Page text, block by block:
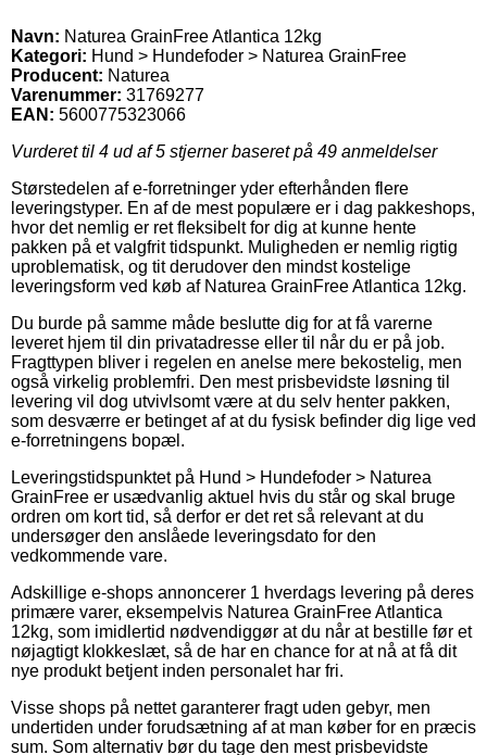
Navn: Naturea GrainFree Atlantica 12kg
Kategori: Hund > Hundefoder > Naturea GrainFree
Producent: Naturea
Varenummer: 31769277
EAN: 5600775323066
Vurderet til 4 ud af 5 stjerner baseret på 49 anmeldelser
Størstedelen af e-forretninger yder efterhånden flere
leveringstyper. En af de mest populære er i dag pakkeshops,
hvor det nemlig er ret fleksibelt for dig at kunne hente
pakken på et valgfrit tidspunkt. Muligheden er nemlig rigtig
uproblematisk, og tit derudover den mindst kostelige
leveringsform ved køb af Naturea GrainFree Atlantica 12kg.
Du burde på samme måde beslutte dig for at få varerne
leveret hjem til din privatadresse eller til når du er på job.
Fragttypen bliver i regelen en anelse mere bekostelig, men
også virkelig problemfri. Den mest prisbevidste løsning til
levering vil dog utvivlsomt være at du selv henter pakken,
som desværre er betinget af at du fysisk befinder dig lige ved
e-forretningens bopæl.
Leveringstidspunktet på Hund > Hundefoder > Naturea
GrainFree er usædvanlig aktuel hvis du står og skal bruge
ordren om kort tid, så derfor er det ret så relevant at du
undersøger den anslåede leveringsdato for den
vedkommende vare.
Adskillige e-shops annoncerer 1 hverdags levering på deres
primære varer, eksempelvis Naturea GrainFree Atlantica
12kg, som imidlertid nødvendiggør at du når at bestille før et
nøjagtigt klokkeslæt, så de har en chance for at nå at få dit
nye produkt betjent inden personalet har fri.
Visse shops på nettet garanterer fragt uden gebyr, men
undertiden under forudsætning af at man køber for en præcis
sum. Som alternativ bør du tage den mest prisbevidste